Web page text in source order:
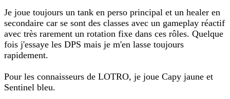
Je joue toujours un tank en perso principal et un healer en
secondaire car se sont des classes avec un gameplay réactif
avec très rarement un rotation fixe dans ces rôles. Quelque
fois j'essaye les DPS mais je m'en lasse toujours
rapidement.
Pour les connaisseurs de LOTRO, je joue Capy jaune et
Sentinel bleu.